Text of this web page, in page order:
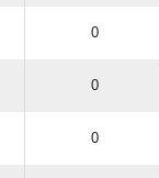
0
0
0